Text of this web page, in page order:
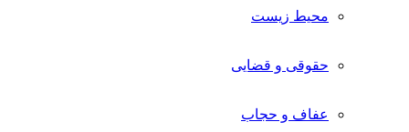
محیط زیست
حقوقی و قضایی
عفاف و حجاب